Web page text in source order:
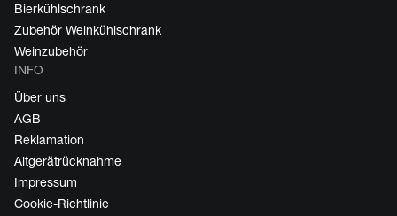
Bierkühlschrank
Zubehör Weinkühlschrank
Weinzubehör
INFO
Über uns
AGB
Reklamation
Altgerätrücknahme
Impressum
Cookie-Richtlinie